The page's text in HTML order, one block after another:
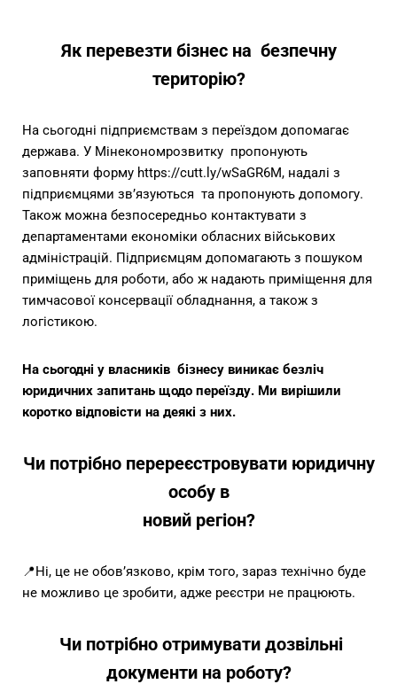
Як перевезти бізнес на безпечну
територію?
На сьогодні підприємствам з переїздом допомагає
держава. У Мінекономрозвитку пропонують
заповняти форму https://cutt.ly/wSaGR6M, надалі з
підприємцями зв’язуються та пропонують допомогу.
Також можна безпосередньо контактувати з
департаментами економіки обласних військових
адміністрацій. Підприємцям допомагають з пошуком
приміщень для роботи, або ж надають приміщення для
тимчасової консервації обладнання, а також з
логістикою.
На сьогодні у власників бізнесу виникає безліч
юридичних запитань щодо переїзду. Ми вирішили
коротко відповісти на деякі з них.
Чи потрібно перереєстровувати юридичну
особу в
новий регіон?
📍Ні, це не обов’язково, крім того, зараз технічно буде
не можливо це зробити, адже реєстри не працюють.
Чи потрібно отримувати дозвільні
документи на роботу?